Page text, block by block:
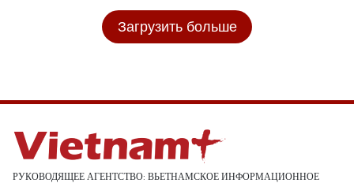
Загрузить больше
РУКОВОДЯЩЕЕ АГЕНТСТВО: ВЬЕТНАМСКОЕ ИНФОРМАЦИОННОЕ